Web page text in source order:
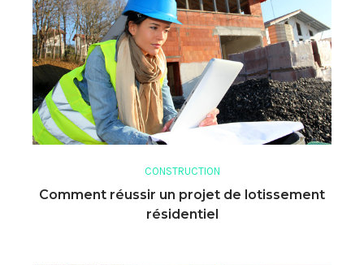
CONSTRUCTION
Comment réussir un projet de lotissement
résidentiel